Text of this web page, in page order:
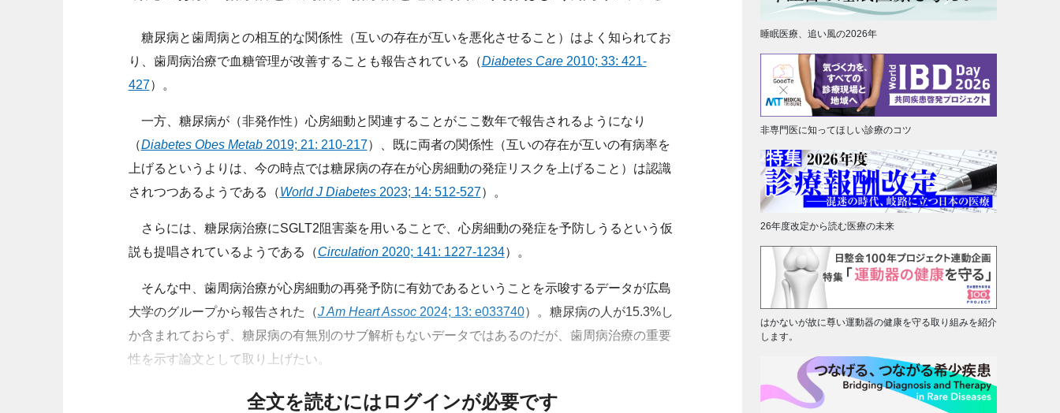
糖尿病と歯周病との相互的な関係性（互いの存在が互いを悪化させること）はよく知られてお
り、歯周病治療で血糖管理が改善することも報告されている（Diabetes Care2010; 33: 421-
427）。
一方、糖尿病が（非発作性）心房細動と関連することがここ数年で報告されるようになり
（Diabetes Obes Metab2019; 21: 210-217）、既に両者の関係性（互いの存在が互いの有病率を
上げるというよりは、今の時点では糖尿病の存在が心房細動の発症リスクを上げること）は認識
されつつあるようである（World J Diabetes2023; 14: 512-527）。
さらには、糖尿病治療にSGLT2阻害薬を用いることで、心房細動の発症を予防しうるという仮
説も提唱されているようである（Circulation2020; 141: 1227-1234）。
そんな中、歯周病治療が心房細動の再発予防に有効であるということを示唆するデータが広島
大学のグループから報告された（J Am Heart Assoc2024; 13: e033740）。糖尿病の人が15.3%し
か含まれておらず、糖尿病の有無別のサブ解析もないデータではあるのだが、歯周病治療の重要
性を示す論文として取り上げたい。
全文を読むにはログインが必要です
睡眠医療、追い風の2026年
非専門医に知ってほしい診療のコツ
26年度改定から読む医療の未来
はかないが故に尊い運動器の健康を守る取り組みを紹介
します。